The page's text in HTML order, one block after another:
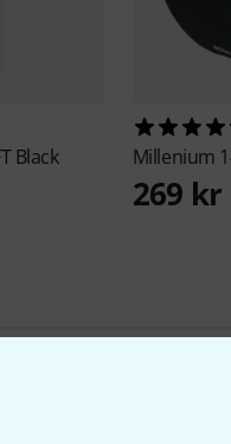
Black
Millenium
269 kr